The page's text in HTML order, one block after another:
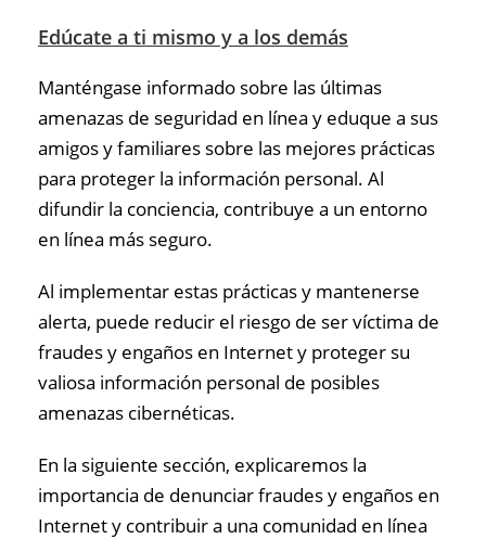
Edúcate a ti mismo y a los demás
Manténgase informado sobre las últimas
amenazas de seguridad en línea y eduque a sus
amigos y familiares sobre las mejores prácticas
para proteger la información personal. Al
difundir la conciencia, contribuye a un entorno
en línea más seguro.
Al implementar estas prácticas y mantenerse
alerta, puede reducir el riesgo de ser víctima de
fraudes y engaños en Internet y proteger su
valiosa información personal de posibles
amenazas cibernéticas.
En la siguiente sección, explicaremos la
importancia de denunciar fraudes y engaños en
Internet y contribuir a una comunidad en línea